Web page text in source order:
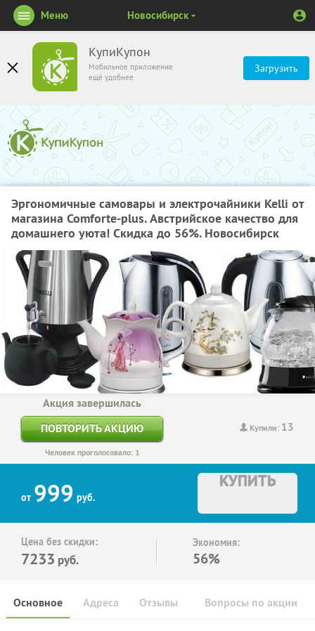
КупиКупон
Мобильное приложение
ещё удобнее
Загрузить
Меню Новосибирск
Эргономичные самовары и электрочайники Kelli от
магазина Comforte-plus. Австрийское качество для
домашнего уюта! Скидка до 56%. Новосибирск
Купили: 13
Акция завершилась
ПОВТОРИТЬ АКЦИЮ
Человек проголосовало: 1
от 999 руб.
КУПИТЬ
Цена без скидки:
7233 руб.
Экономия:
56%
Основное Отзывы Вопросы по акции
Адреса